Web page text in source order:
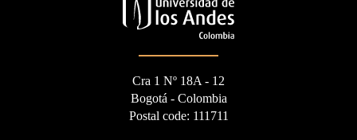
Cra 1 Nº 18A - 12
Bogotá - Colombia
Postal code: 111711